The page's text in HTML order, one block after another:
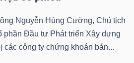
Nguyễn Hùng Cường, Chủ tịch
phần Đầu tư Phát triển Xây dựng
các công ty chứng khoán bán...